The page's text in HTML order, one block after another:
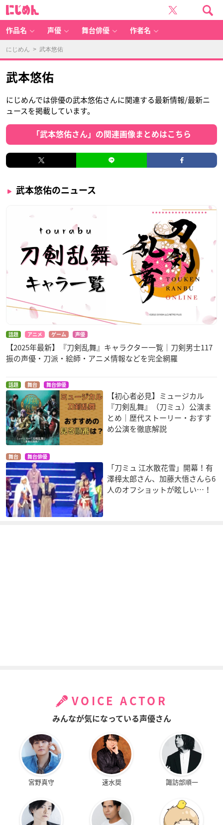
作品名 声優 舞台俳優 作者名
にじめん > 武本悠佑
武本悠佑
にじめんでは俳優の武本悠佑さんに関連する最新情報/最新ニ
ュースを掲載しています。
「武本悠佑さん」の関連画像まとめはこちら
武本悠佑のニュース
話題 アニメ ゲーム 声優
【2025年最新】『刀剣乱舞』キャラクター一覧｜刀剣男士117
振の声優・刀派・絵師・アニメ情報などを完全網羅
話題 舞台 舞台俳優
【初心者必見】ミュージカル
『刀剣乱舞』（刀ミュ）公演ま
とめ｜歴代ストーリー・おすす
め公演を徹底解説
舞台 舞台俳優
「刀ミュ 江水散花雪」開幕！有
澤樟太郎さん、加藤大悟さんら6
人のオフショットが眩しい…！
VOICE ACTOR
みんなが気になっている声優さん
宮野真守 速水奨 諏訪部順一